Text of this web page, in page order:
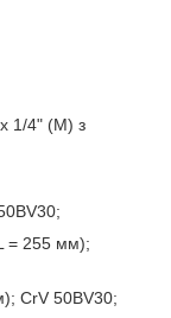
1/4" (M) з
= 255 мм);
CrV 50BV30;